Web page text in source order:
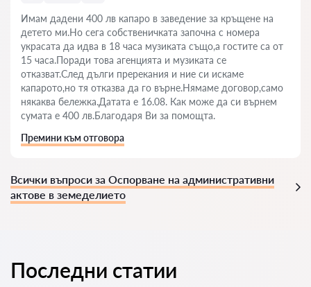
Имам дадени 400 лв капаро в заведение за кръщене на
детето ми.Но сега собственичката започна с номера
украсата да идва в 18 часа музиката също,а гостите са от
15 часа.Поради това агенцията и музиката се
отказват.След дълги пререкания и ние си искаме
капарото,но тя отказва да го върне.Нямаме договор,само
някаква бележка.Датата е 16.08. Как може да си върнем
сумата е 400 лв.Благодаря Ви за помощта.
Премини към отговора
Всички въпроси за Оспорване на административни
актове в земеделието
Последни статии